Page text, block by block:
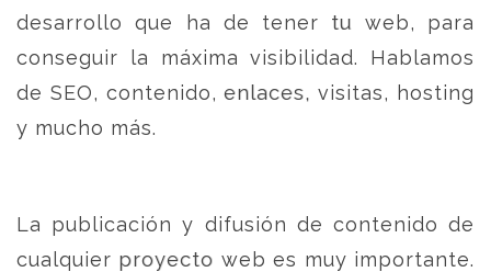
desarrollo que ha de tener tu web, para
conseguir la máxima visibilidad. Hablamos
de SEO, contenido, enlaces, visitas, hosting
y mucho más.
La publicación y difusión de contenido de
cualquier proyecto web es muy importante.